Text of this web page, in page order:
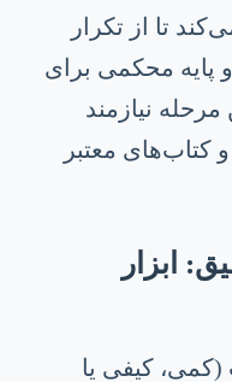
تا از تکرار
پایه محکمی برای
نیازمند
کتاب‌های معتبر
ابزار
کیفی یا